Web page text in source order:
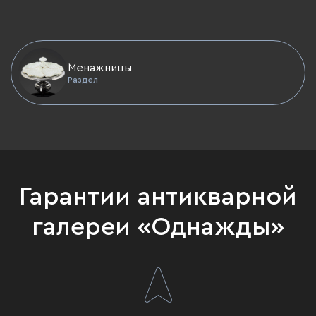
Менажницы
Раздел
Гарантии антикварной
галереи «Однажды»